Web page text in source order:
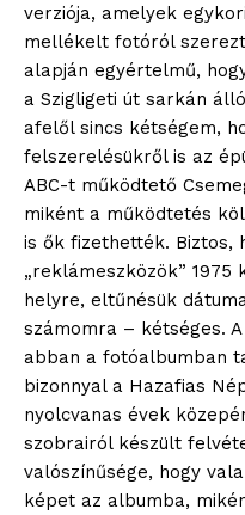
verziója, amelyek
mellékelt fotóról
alapján egyértelmű,
a Szigligeti út sarkán
afelől sincs kétségem,
felszerelésükről is az
ABC-t működtető
miként a működtetés
is ők fizethették. Biztos,
„reklámeszközök”
helyre, eltűnésük
számomra – kétséges.
abban a fotóalbumban
bizonnyal a Hazafias
nyolcvanas évek
szobrairól készült
valószínűsége, hogy
képet az albumba,